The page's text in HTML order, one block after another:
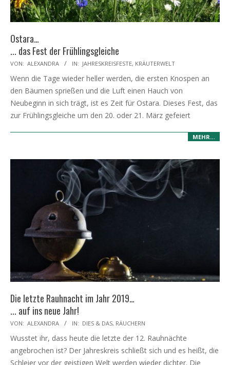
Ostara…
... das Fest der Frühlingsgleiche
2025-
03-
17
VON: ALEXANDRA IN: JAHRESKREISFESTE, KRÄUTERWELT
Wenn die Tage wieder heller werden, die ersten Knospen an
den Bäumen sprießen und die Luft einen Hauch von
Neubeginn in sich trägt, ist es Zeit für Ostara. Dieses Fest, das
zur Frühlingsgleiche um den 20. oder 21. März gefeiert
MEHR…
Die letzte Rauhnacht im Jahr 2019…
... auf ins neue Jahr!
2020-
01-
05
VON: ALEXANDRA IN: DIES & DAS, RÄUCHERN
Wusstet ihr, dass heute die letzte der 12. Rauhnächte
angebrochen ist? Der Jahreskreis schließt sich und es heißt, die
Schleier vor der geistigen Welt werden wieder dichter. Die